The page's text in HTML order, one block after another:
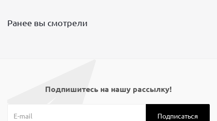
Ранее вы смотрели
Подпишитесь на нашу рассылку!